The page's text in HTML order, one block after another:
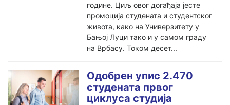
године. Циљ овог догађаја јесте
промоција студената и студентског
живота, како на Универзитету у
Бањој Луци тако и у самом граду
на Врбасу. Током десет...
Одобрен упис 2.470
студената првог
циклуса студија